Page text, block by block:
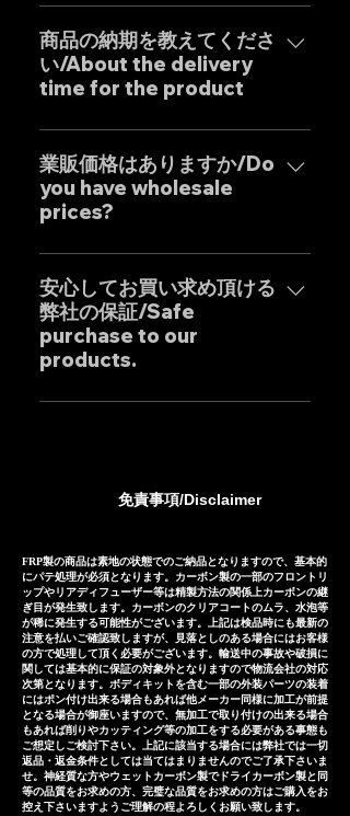
コストパフォーマンスを実現した
商品となります。 Our custom
one-off muffler brand "GOAT
STRADA" is an exhaust system
with the motto of achieving the
ultimate sound. It is a product
that combines the Japanese
"monozukuri" (craftsmanship)
design by our dedicated in-
house Japanese designers,
ensuring high precision and
outstanding cost
performance.
はい、弊社のマフラーは国内のお
客様はもとより世界中のお客様に
広くご販売しておりますので動画
に関しましては個別的にお問い合
only to domestic customers
but to customers around the
world. For sound clips, please
feel free to contact us
individually.
商品の納期を教えてくださ
い/About the delivery
time for the product
弊社のマフラーはお客様のご要望
に最大限応えるべく完全にテーラ
ーメイドの受注生産となりますの
で、一部の商品を除き通常の納期
りますので発送地域により前後致
します。 ・ステンレス製マフラ
ー：25-30日前後 ・チタン製マフ
ラー：35-40日前後 Our Exhaust
are basically tailor-made to
times are as follows. *The
guide including domestic
delivery days in japan, and may
vary depending on the
shipping country. Stainless
steel Exhaust system:
approximately 25-30 days
Titanium Exhaust system:
approximately 35-40 days
業販価格はありますか/Do
you have wholesale
prices?
業販価格ほぼ全ての商品に設定し
ておりますのでお気軽にご相談く
ださいませ。 Wholesale prices
are set for almost all products,
so please feel free to inquire.
安心してお買い求め頂ける
弊社の保証/Safe
purchase to our
products.
弊社のマフラーは国内外のお客様
密に製作されておりますが、万が
一微調整ができずに取り付けが出
商品の瑕疵などに対しましては代
替品やご返金(返金額はケースバイ
ケース)にてご対応させて頂いてお
ります。 Our exhaust systems
are sold to numerous
customers both domestically
and internationally and are
precisely manufactured based
on extensive fitting data.
However, in the unlikely event
免責事項/Disclaimer
FRP製の商品は素地の状態でのご納品となりますので、基本的
にパテ処理が必須となります。カーボン製の一部のフロントリ
ップやリアディフューザー等は精製方法の関係上カーボンの継
ぎ目が発生致します。カーボンのクリアコートのムラ、水泡等
が稀に発生する可能性がございます。上記は検品時にも最新の
注意を払いご確認致しますが、見落としのある場合にはお客様
の方で処理して頂く必要がございます。輸送中の事故や破損に
関しては基本的に保証の対象外となりますので物流会社の対応
次第となります。ボディキットを含む一部の外装パーツの装着
にはポン付け出来る場合もあれば他メーカー同様に加工が前提
となる場合が御座いますので、無加工で取り付けの出来る場合
もあれば削りやカッティング等の加工をする必要がある事態も
ご想定しご検討下さい。上記に該当する場合には弊社では一切
返品・返金条件としては当てはまりませんのでご了承下さいま
せ。神経質な方やウェットカーボン製でドライカーボン製と同
等の品質をお求めの方、完璧な品質をお求めの方はご購入をお
控え下さいますようご理解の程よろしくお願い致します。